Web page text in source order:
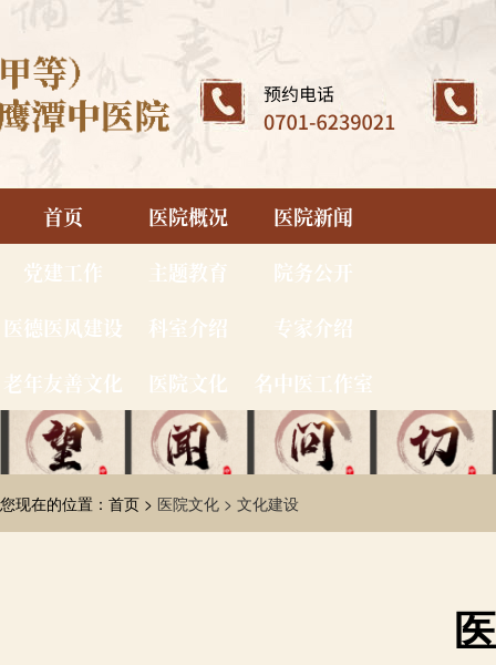
首页 医院概况
医院新闻
党建工作
主题教育
院务公开
医德医风建设
科室介绍
专家介绍
老年友善文化
医院文化 名中医工作室
您现在的位置：首页 > 医院文化 > 文化建设